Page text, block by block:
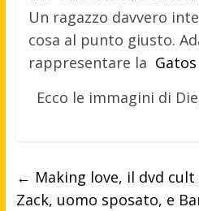
Un ragazzo davvero
cosa al punto giusto.
rappresentare la
Ecco le immagini di
← Making love, il dvd cult
Zack, uomo sposato, e